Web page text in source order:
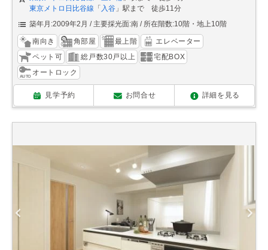
東京メトロ日比谷線 「 入谷 」駅まで 徒歩11分
築年月:2009年2月
主要採光面:南 所在階数:10階・地上10階
南向き 角部屋 最上階
エレベーター
ペット可
総戸数30戸以上
宅配BOX
オートロック
見学予約 お問合せ 詳細を見る